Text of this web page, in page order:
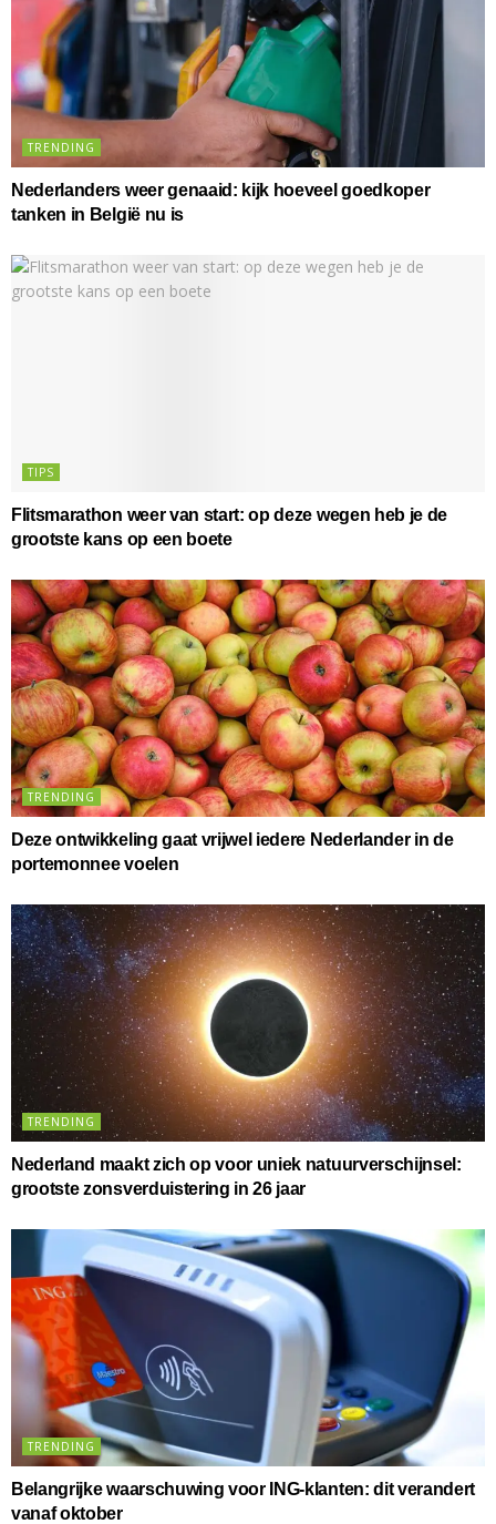
TRENDING
Nederlanders weer genaaid: kijk hoeveel goedkoper
tanken in België nu is
TIPS
Flitsmarathon weer van start: op deze wegen heb je de
grootste kans op een boete
TRENDING
Deze ontwikkeling gaat vrijwel iedere Nederlander in de
portemonnee voelen
TRENDING
Nederland maakt zich op voor uniek natuurverschijnsel:
grootste zonsverduistering in 26 jaar
TRENDING
Belangrijke waarschuwing voor ING-klanten: dit verandert
vanaf oktober